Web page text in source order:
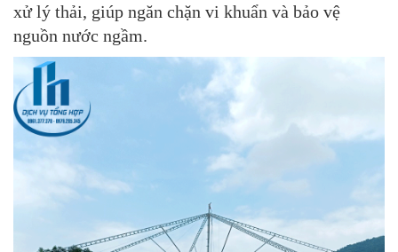
xử lý thải, giúp ngăn chặn vi khuẩn và bảo vệ
nguồn nước ngầm.